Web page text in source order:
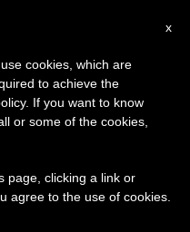
×
haremos la pausa
periodo de verano
y también el
x
cookies, which are
to achieve the
If you want to know
or some of the cookies,
page, clicking a link or
agree to the use of cookies.